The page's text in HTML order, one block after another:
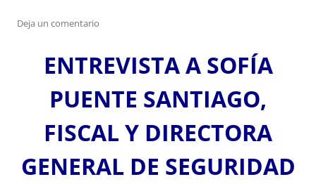
Deja un comentario
ENTREVISTA A SOFÍA
PUENTE SANTIAGO,
FISCAL Y DIRECTORA
GENERAL DE SEGURIDAD